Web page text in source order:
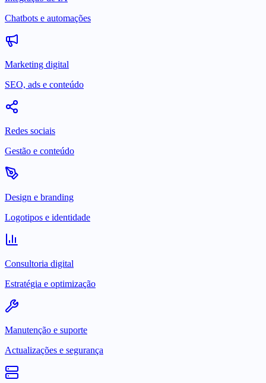
Chatbots e automações
Marketing digital
SEO, ads e conteúdo
Redes sociais
Gestão e conteúdo
Design e branding
Logotipos e identidade
Consultoria digital
Estratégia e optimização
Manutenção e suporte
Actualizações e segurança